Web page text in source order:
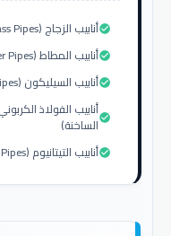
أنابيب الزجاج (Glass Pipes) (للمختبرات)check_circle
أنابيب المطاط (Rubber Pipes)check_circle
أنابيب السيليكون (Silicon Pipes)check_circle
الساخنة)check_circle
أنابيب التيتانيوم (Titanium Pipes) (للبيئات المسببة للتآكل)check_circle